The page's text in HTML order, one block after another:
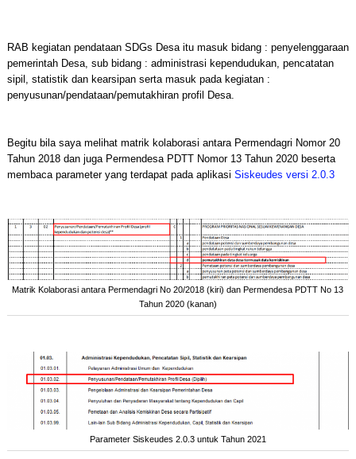
RAB kegiatan pendataan SDGs Desa itu masuk bidang : penyelenggaraan
pemerintah Desa, sub bidang : administrasi kependudukan, pencatatan
sipil, statistik dan kearsipan serta masuk pada kegiatan :
penyusunan/pendataan/pemutakhiran profil Desa.
Begitu bila saya melihat matrik kolaborasi antara Permendagri Nomor 20
Tahun 2018 dan juga Permendesa PDTT Nomor 13 Tahun 2020 beserta
membaca parameter yang terdapat pada aplikasi Siskeudes versi 2.0.3
Matrik Kolaborasi antara Permendagri No 20/2018 (kiri) dan Permendesa PDTT No 13
Tahun 2020 (kanan)
Parameter Siskeudes 2.0.3 untuk Tahun 2021